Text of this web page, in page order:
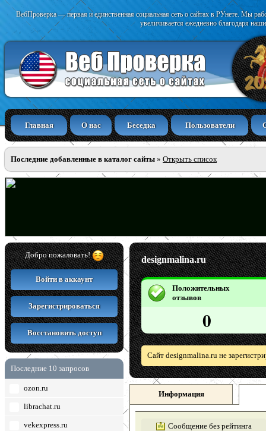
ВебПроверка — первая и единственная социальная сеть о сайтах в РУнете. Мы
увеличивается ежедневно благодаря
Главная О нас Беседка Пользователи
Последние добавленные в каталог сайты » Открыть список
Добро пожаловать!
Войти в аккаунт
Зарегистрироваться
Восстановить доступ
Последние 10 запросов
ozon.ru
librachat.ru
vekexpress.ru
designmalina.ru
Положительных
отзывов
0
Сайт designmalina.ru не
Информация
Сообщение без рейтинга